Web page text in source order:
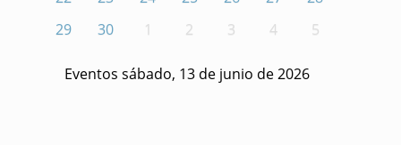
29
30 1 2 3 4 5
Eventos sábado, 13 de junio de 2026